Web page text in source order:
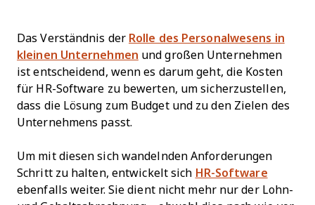
Das Verständnis der Rolle des Personalwesens in
kleinen Unternehmen und großen Unternehmen
ist entscheidend, wenn es darum geht, die Kosten
für HR-Software zu bewerten, um sicherzustellen,
dass die Lösung zum Budget und zu den Zielen des
Unternehmens passt.
Um mit diesen sich wandelnden Anforderungen
Schritt zu halten, entwickelt sich HR-Software
ebenfalls weiter. Sie dient nicht mehr nur der Lohn-